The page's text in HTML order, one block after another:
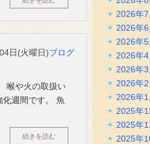
日(火曜日)ブログ
喉や火の取扱い
週間です。 魚
続きを読む
2026年7
2026年6
2026年5
2026年4
2026年3
2026年2
2026年1
2025年
2025年
2025年